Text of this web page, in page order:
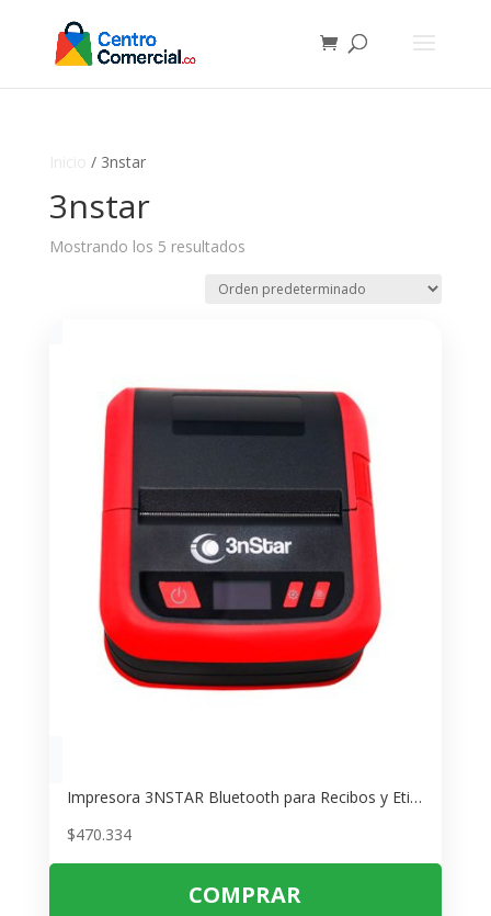
/ 3nstar
3nstar
Mostrando los 5 resultados
Impresora 3NSTAR Bluetooth para Recibos y Etiquetas – Portátil y Robusta
$470.334
COMPRAR